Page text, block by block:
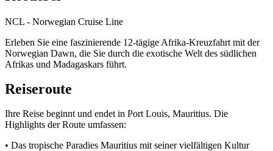
NCL - Norwegian Cruise Line
Erleben Sie eine faszinierende 12-tägige Afrika-Kreuzfahrt mit der
Norwegian Dawn, die Sie durch die exotische Welt des südlichen
Afrikas und Madagaskars führt.
Reiseroute
Ihre Reise beginnt und endet in Port Louis, Mauritius. Die
Highlights der Route umfassen:
• Das tropische Paradies Mauritius mit seiner vielfältigen Kultur